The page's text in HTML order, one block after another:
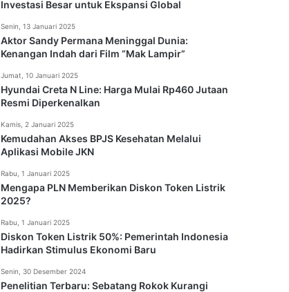
Investasi Besar untuk Ekspansi Global
Senin, 13 Januari 2025
Aktor Sandy Permana Meninggal Dunia:
Kenangan Indah dari Film “Mak Lampir”
Jumat, 10 Januari 2025
Hyundai Creta N Line: Harga Mulai Rp460 Jutaan
Resmi Diperkenalkan
Kamis, 2 Januari 2025
Kemudahan Akses BPJS Kesehatan Melalui
Aplikasi Mobile JKN
Rabu, 1 Januari 2025
Mengapa PLN Memberikan Diskon Token Listrik
2025?
Rabu, 1 Januari 2025
Diskon Token Listrik 50%: Pemerintah Indonesia
Hadirkan Stimulus Ekonomi Baru
Senin, 30 Desember 2024
Penelitian Terbaru: Sebatang Rokok Kurangi